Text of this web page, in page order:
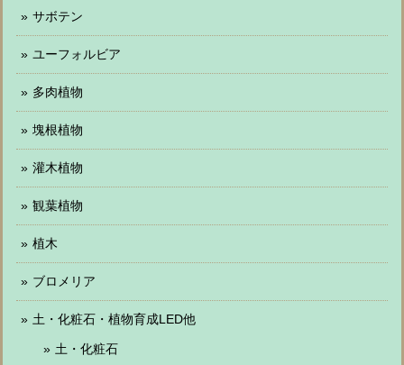
サボテン
ユーフォルビア
多肉植物
塊根植物
灌木植物
観葉植物
植木
ブロメリア
土・化粧石・植物育成LED他
土・化粧石